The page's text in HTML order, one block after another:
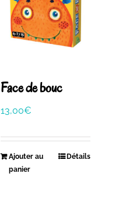
Face de bouc
13,00€
Ajouter au
panier
Détails